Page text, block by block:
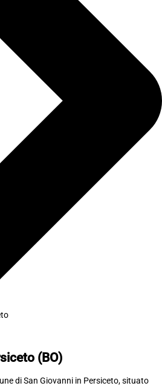
(BO)
di San Giovanni in Persiceto, situato